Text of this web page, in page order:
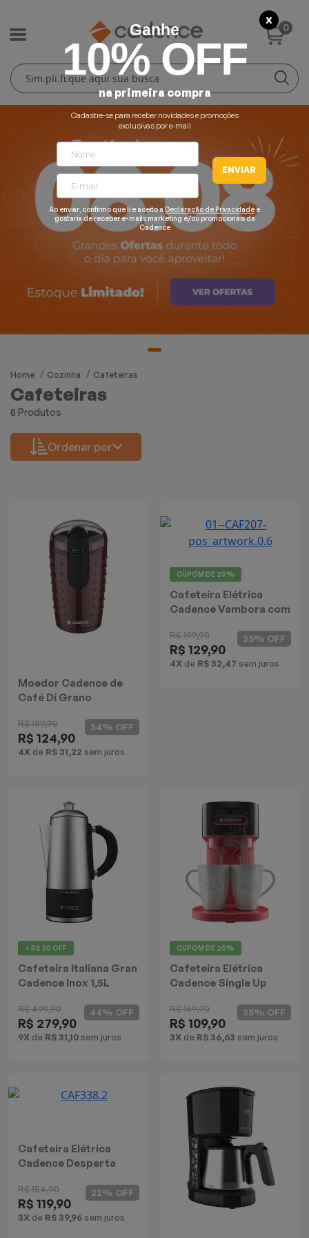
0
Home Cozinha Cafeteiras
Cafeteiras
8 Produtos
Ordenar por
Moedor Cadence de
Café Di Grano
R$ 189,90
R$ 124,90
4X de R$ 31,22 sem juros
34% OFF
CUPOM DE 20%
Cafeteira Elétrica
Cadence Vambora com
R$ 199,90
R$ 129,90
4X de R$ 32,47 sem juros
35% OFF
+ R$ 30 OFF
Cafeteira Italiana Gran
Cadence Inox 1,5L
R$ 499,90
R$ 279,90
9X de R$ 31,10 sem juros
44% OFF
CUPOM DE 20%
Cafeteira Elétrica
Cadence Single Up
R$ 169,90
R$ 109,90
3X de R$ 36,63 sem juros
35% OFF
Cafeteira Elétrica
Cadence Desperta
R$ 154,90
R$ 119,90
3X de R$ 39,96 sem juros
22% OFF
X
Ganhe
10% OFF
na primeira compra
Cadastre-se para receber novidades e promoções
exclusivas por e-mail
ENVIAR
Ao enviar, confirmo que li e aceito a Declaração de Privacidadee
gostaria de receber e-mails marketing e/ou promocionais da
Cadence
Cozinha
Blenders
Liquidificadores
Grills e Sanduicheiras
Chaleiras Elétricas
Coifas
Panelas Elétricas
Máquina de Waffle
Bebedouros
Cooktops
Batedeiras
Lar
Ferros e Passadeiras
Conforto Térmico
Aquecedores
Climatizadores
Ventiladores
Cuidados Pessoais
Escovas Secadoras
Secadores
Cortadores de Cabelo
Pranchas